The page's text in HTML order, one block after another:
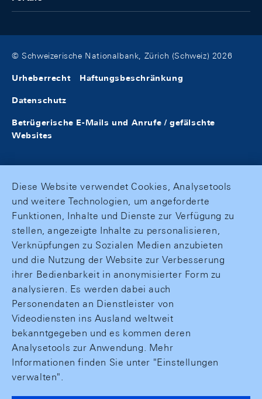
© Schweizerische Nationalbank, Zürich (Schweiz) 2026
Urheberrecht Haftungsbeschränkung
Datenschutz
Betrügerische E-Mails und Anrufe / gefälschte
Websites
Diese Website verwendet Cookies, Analysetools
und weitere Technologien, um angeforderte
Funktionen, Inhalte und Dienste zur Verfügung zu
stellen, angezeigte Inhalte zu personalisieren,
Verknüpfungen zu Sozialen Medien anzubieten
und die Nutzung der Website zur Verbesserung
ihrer Bedienbarkeit in anonymisierter Form zu
analysieren. Es werden dabei auch
Personendaten an Dienstleister von
Videodiensten ins Ausland weltweit
bekanntgegeben und es kommen deren
Analysetools zur Anwendung. Mehr
Informationen finden Sie unter "Einstellungen
verwalten".